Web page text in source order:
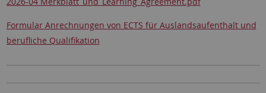
Formular Anrechnungen von ECTS für Auslandsaufenthalt und
berufliche Qualifikation